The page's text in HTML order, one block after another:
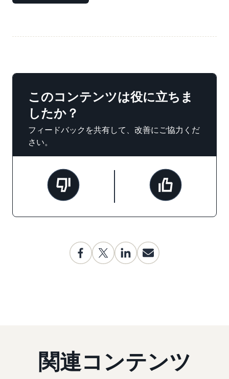
このコンテンツは役に立ちま
したか？
フィードバックを共有して、改善にご協力くだ
さい。
関連コンテンツ